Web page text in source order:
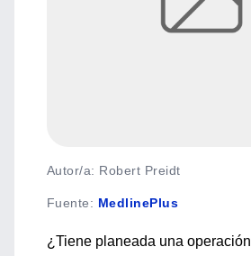
Autor/a: Robert Preidt
Fuente: MedlinePlus
¿Tiene planeada una